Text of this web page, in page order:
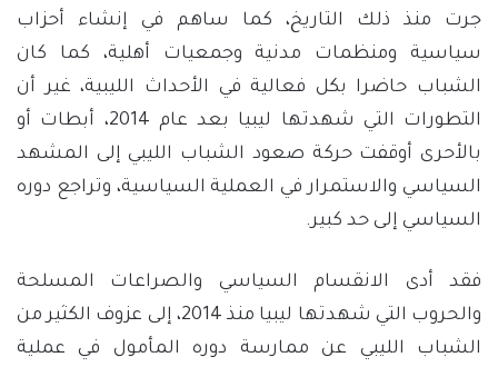
جرت منذ ذلك التاريخ، كما ساهم في إنشاء أحزاب
سياسية ومنظمات مدنية وجمعيات أهلية، كما كان
الشباب حاضرا بكل فعالية في الأحداث الليبية، غير أن
التطورات التي شهدتها ليبيا بعد عام 2014، أبطات أو
بالأحرى أوقفت حركة صعود الشباب الليبي إلى المشهد
السياسي والاستمرار في العملية السياسية، وتراجع دوره
السياسي إلى حد كبير.
فقد أدى الانقسام السياسي والصراعات المسلحة
والحروب التي شهدتها ليبيا منذ 2014، إلى عزوف الكثير من
الشباب الليبي عن ممارسة دوره المأمول في عملية